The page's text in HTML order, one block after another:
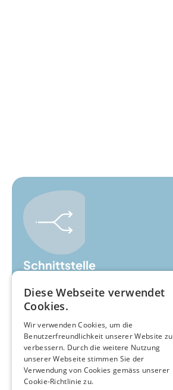
Schnittstelle
Diese Webseite verwendet
Cookies.
Wir verwenden Cookies, um die
Benutzerfreundlichkeit unserer Website zu
verbessern. Durch die weitere Nutzung
unserer Webseite stimmen Sie der
Verwendung von Cookies gemäss unserer
Cookie-Richtlinie zu.